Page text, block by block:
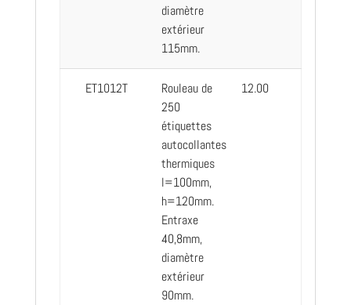
diamètre
extérieur
115mm.
ET1012T
Rouleau de
250
étiquettes
autocollantes
thermiques
l=100mm,
h=120mm.
Entraxe
40,8mm,
diamètre
extérieur
90mm.
12.00